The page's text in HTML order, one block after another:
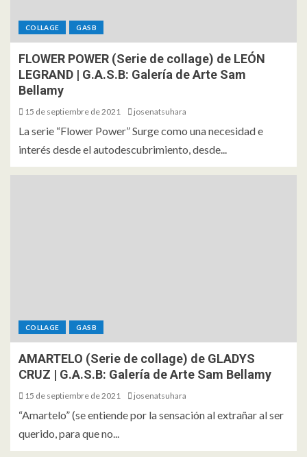
COLLAGE GASB
FLOWER POWER (Serie de collage) de LEÓN
LEGRAND | G.A.S.B: Galería de Arte Sam
Bellamy
15 de septiembre de 2021 josenatsuhara
La serie “Flower Power” Surge como una necesidad e
interés desde el autodescubrimiento, desde...
COLLAGE GASB
AMARTELO (Serie de collage) de GLADYS
CRUZ | G.A.S.B: Galería de Arte Sam Bellamy
15 de septiembre de 2021 josenatsuhara
“Amartelo” (se entiende por la sensación al extrañar al ser
querido, para que no...